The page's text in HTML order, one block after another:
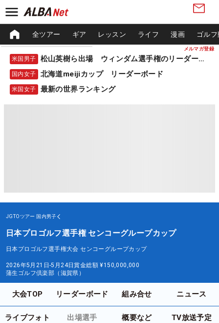
メルマガ登録
全ツアー ギア レッスン ライフ 漫画 ゴル
米国男子 松山英樹ら出場 ウィンダム選手権のリーダーボード
国内女子 北海道meijiカップ リーダーボード
米国女子 最新の世界ランキング
JGTOツアー 国内男子
日本プロゴルフ選手権 センコーグループカップ
日本プロゴルフ選手権大会 センコーグループカップ
2026年5月21日-5月24日賞金総額 ¥150,000,000
蒲生ゴルフ倶楽部（滋賀県）
大会TOP リーダーボード 組み合せ ニュース
ライブフォト 出場選手 概要など TV放送予定